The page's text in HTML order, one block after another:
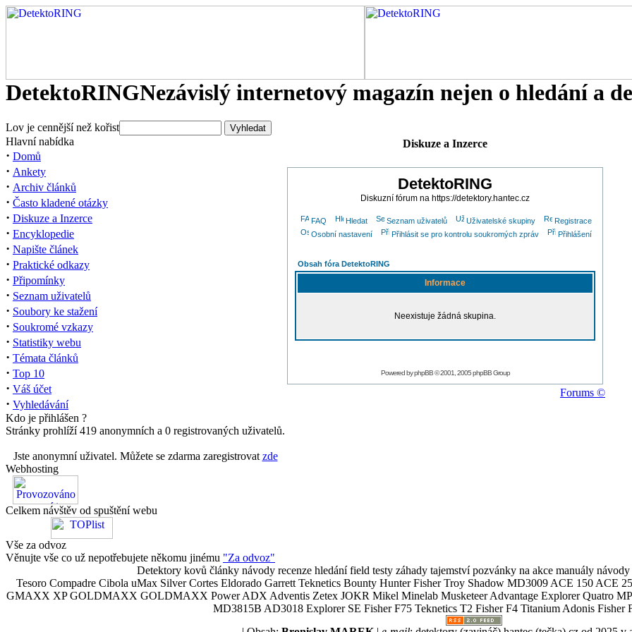
DetektoRINGNezávislý internetový magazín nejen o hledání a
Lov je cennější než kořist
Hlavní nabídka
· Domů
· Ankety
· Archiv článků
· Často kladené otázky
· Diskuze a Inzerce
· Encyklopedie
· Napište článek
· Praktické odkazy
· Připomínky
· Seznam uživatelů
· Soubory ke stažení
· Soukromé vzkazy
· Statistiky webu
· Témata článků
· Top 10
· Váš účet
· Vyhledávání
Kdo je přihlášen ?
Stránky prohlíží 419 anonymních a 0 registrovaných uživatelů.
Jste anonymní uživatel. Můžete se zdarma zaregistrovat zde
Webhosting
Celkem návštěv od spuštění webu
Vše za odvoz
Věnujte vše co už nepotřebujete někomu jinému "Za odvoz"
Diskuze a Inzerce
DetektoRING
Diskuzní fórum na https://detektory.hantec.cz
FAQ Hledat Seznam uživatelů Uživatelské skupiny
Registrace
Osobní nastavení
Přihlásit se pro kontrolu soukromých zpráv Přihlášení
Obsah fóra DetektoRING
Informace
Neexistuje žádná skupina.
Powered byphpBB© 2001, 2005 phpBB Group
Forums ©
Detektory kovů články návody recenze hledání field testy záhady tajemství pozvánky na akce manuály
Tesoro Compadre Cibola uMax Silver Cortes Eldorado Garrett Teknetics Bounty Hunter Fisher Troy Shadow MD3009 ACE 150 ACE
GMAXX XP GOLDMAXX GOLDMAXX Power ADX Adventis Zetex JOKR Mikel Minelab Musketeer Advantage Explorer Quatro
MD3815B AD3018 Explorer SE Fisher F75 Teknetics T2 Fisher F4 Titanium Adonis Fisher